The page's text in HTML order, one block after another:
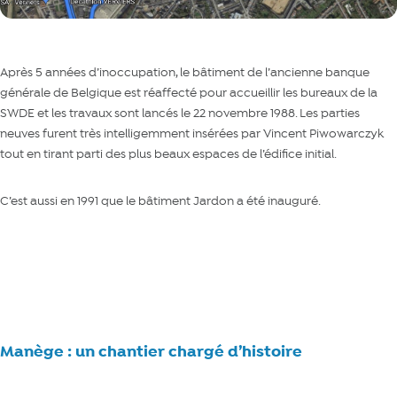
Après 5 années d’inoccupation, le bâtiment de l’ancienne banque
générale de Belgique est réaffecté pour accueillir les bureaux de la
SWDE et les travaux sont lancés le 22 novembre 1988. Les parties
neuves furent très intelligemment insérées par Vincent Piwowarczyk
tout en tirant parti des plus beaux espaces de l’édifice initial.
C’est aussi en 1991 que le bâtiment Jardon a été inauguré.
Manège : un chantier chargé d’histoire